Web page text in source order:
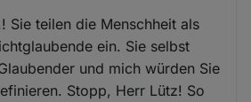
Sie teilen die Menschheit als
ein. Sie selbst
und mich würden Sie
Stopp, Herr Lütz! So